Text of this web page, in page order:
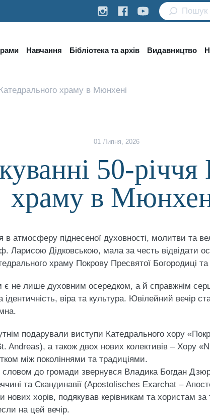
Навчання Бібліотека та архів Видавництво
храму в Мюнхені
01 Липня, 2026
50-річчя
храму в
атмосферу піднесеної духовності, молитви та
Ларисою Дідковською, мала за честь відвідати
храму Покрову Пресвятої Богородиці
є не лише духовним осередком, а й справжнім
віра та культура. Ювілейний вечір
подарували виступи Катедрального хору
Andreas), а також двох нових колективів – Хору
між поколіннями та традиціями.
до громади звернувся Владика Богдан
та Скандинавії (Apostolisches Exarchat –
нових хорів, подякував керівникам та хористам
на цей вечір.